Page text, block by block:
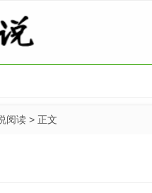
阅读 > 正文